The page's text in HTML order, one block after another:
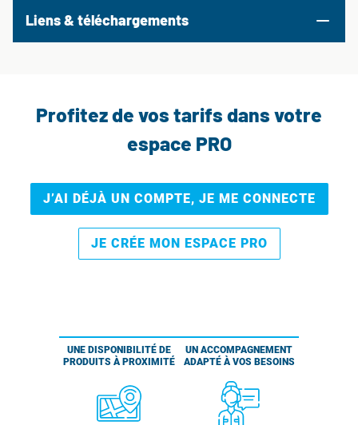
Liens & téléchargements
Profitez de vos tarifs dans votre
espace PRO
J’AI DÉJÀ UN COMPTE, JE ME CONNECTE
JE CRÉE MON ESPACE PRO
UNE DISPONIBILITÉ DE
PRODUITS À PROXIMITÉ
UN ACCOMPAGNEMENT
ADAPTÉ À VOS BESOINS